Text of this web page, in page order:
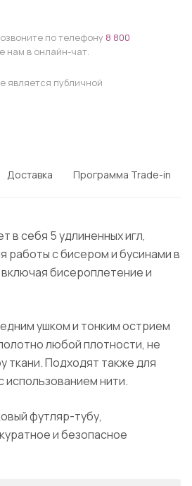
по телефону 8 800
нам в онлайн-чат.
является публичной
Доставка Программа Trade-in
в себя 5 удлиненных игл,
работы с бисером и бусинами в
включая бисероплетение и
ушком и тонким острием
любой плотности, не
ткани. Подходят также для
использованием нити.
футляр-тубу,
и безопасное